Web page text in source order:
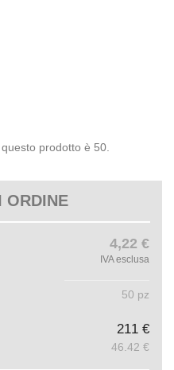
prodotto è 50.
ORDINE
4,22 €
IVA esclusa
50 pz
211 €
46.42 €